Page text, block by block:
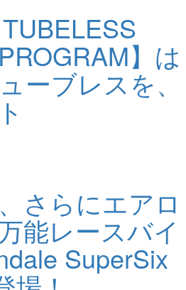
TUBELESS
】は
ーブレスを、
さらにエアロ
能レースバイ
SuperSix